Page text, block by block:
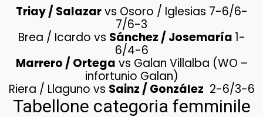
Triay / Salazarvs Osoro / Iglesias 7-6/6-
7/6-3
Brea / Icardo vs Sánchez / Josemaría 1-
6/4-6
Marrero / Ortega vs Galan Villalba (WO –
infortunio Galan)
Riera / Llaguno vs Sainz / González 2-6/3-6
Tabellone categoria femminile